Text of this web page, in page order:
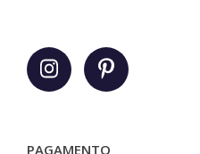
PAGAMENTO